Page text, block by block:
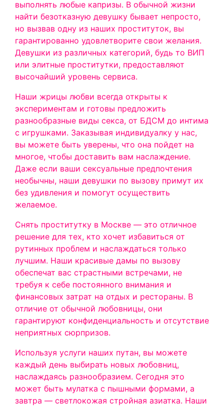
выполнять любые капризы. В обычной жизни
найти безотказную девушку бывает непросто,
но вызвав одну из наших проституток, вы
гарантированно удовлетворите свои желания.
Девушки из различных категорий, будь то ВИП
или элитные проститутки, предоставляют
высочайший уровень сервиса.
Наши жрицы любви всегда открыты к
экспериментам и готовы предложить
разнообразные виды секса, от БДСМ до интима
с игрушками. Заказывая индивидуалку у нас,
вы можете быть уверены, что она пойдет на
многое, чтобы доставить вам наслаждение.
Даже если ваши сексуальные предпочтения
необычны, наши девушки по вызову примут их
без удивления и помогут осуществить
желаемое.
Снять проститутку в Москве — это отличное
решение для тех, кто хочет избавиться от
рутинных проблем и наслаждаться только
лучшим. Наши красивые дамы по вызову
обеспечат вас страстными встречами, не
требуя к себе постоянного внимания и
финансовых затрат на отдых и рестораны. В
отличие от обычной любовницы, они
гарантируют конфиденциальность и отсутствие
неприятных сюрпризов.
Используя услуги наших путан, вы можете
каждый день выбирать новых любовниц,
наслаждаясь разнообразием. Сегодня это
может быть мулатка с пышными формами, а
завтра — светлокожая стройная азиатка. Наши